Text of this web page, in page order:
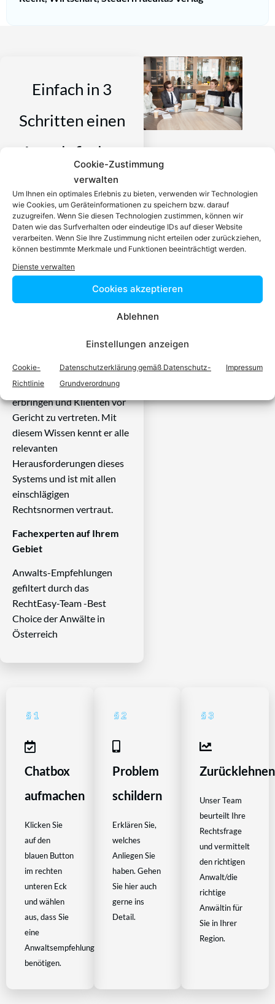
Cookie-Zustimmung
verwalten
Um Ihnen ein optimales Erlebnis zu bieten, verwenden wir Technologien
wie Cookies, um Geräteinformationen zu speichern bzw. darauf
zuzugreifen. Wenn Sie diesen Technologien zustimmen, können wir
Daten wie das Surfverhalten oder eindeutige IDs auf dieser Website
verarbeiten. Wenn Sie Ihre Zustimmung nicht erteilen oder zurückziehen,
können bestimmte Merkmale und Funktionen beeinträchtigt werden.
Dienste verwalten
Cookies akzeptieren
Ablehnen
Einstellungen anzeigen
Cookie-
Richtlinie
Datenschutzerklärung gemäß Datenschutz-
Grundverordnung
Impressum
Einfach in 3
Schritten einen
Anwalt finden,
der auf Ihr
Rechtsproblem
spezialisiert ist
Ein zugelassener Anwalt /
eine zugelassen Anwältin ist
Gericht zu vertreten. Es ist
Dienstleistungen im Bereich
der Rechtsberatung zu
erbringen und Klienten vor
Gericht zu vertreten. Mit
diesem Wissen kennt er alle
relevanten
Herausforderungen dieses
Systems und ist mit allen
einschlägigen
Rechtsnormen vertraut.
Fachexperten auf Ihrem
Gebiet
Anwalts-Empfehlungen
gefiltert durch das
RechtEasy-Team -Best
Choice der Anwälte in
Österreich
Chatbox
aufmachen
Klicken Sie
auf den
blauen Button
im rechten
unteren Eck
und wählen
aus, dass Sie
eine
Anwaltsempfehlung
benötigen.
Problem
schildern
Erklären Sie,
welches
Anliegen Sie
haben. Gehen
Sie hier auch
gerne ins
Detail.
Zurücklehnen
Unser Team
beurteilt Ihre
Rechtsfrage
und vermittelt
den richtigen
Anwalt/die
richtige
Anwältin für
Sie in Ihrer
Region.